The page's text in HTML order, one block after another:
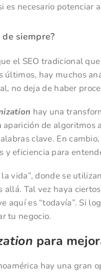
es necesario potenciar
siempre?
el SEO tradicional
últimos, hay muchos
no deja de haber
hay una
de algoritmos
clave. En
y eficiencia para
vida”, donde se utilizan
allá. Tal vez haya
aquí es “todavía”. Si
tu negocio.
para
hay una gran